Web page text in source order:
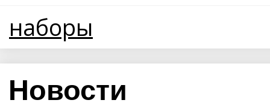
наборы
Новости